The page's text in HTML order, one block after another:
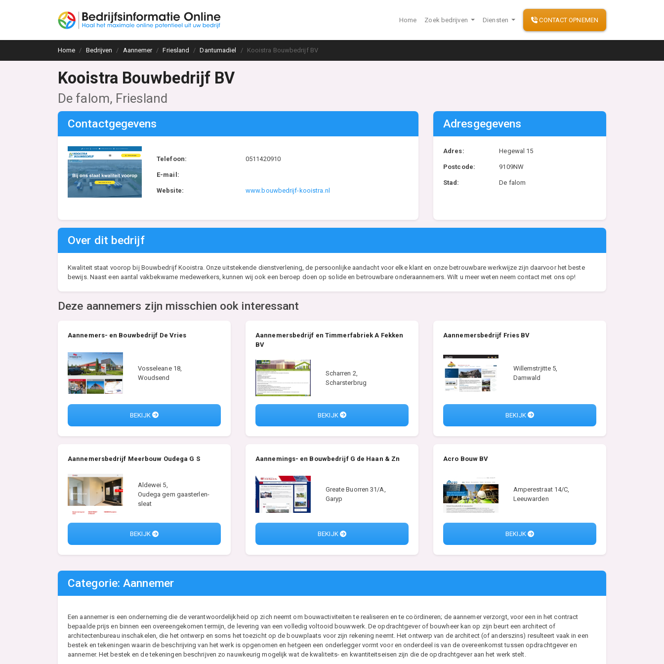
Home Zoek bedrijven Diensten CONTACT OPNEMEN
Home Bedrijven Aannemer Friesland Dantumadiel Kooistra Bouwbedrijf BV
Kooistra Bouwbedrijf BV
De falom, Friesland
Contactgegevens
Telefoon: 0511420910
E-mail:
Website: www.bouwbedrijf-kooistra.nl
Adresgegevens
Adres: Hegewal 15
Postcode: 9109NW
Stad: De falom
Over dit bedrijf
Kwaliteit staat voorop bij Bouwbedrijf Kooistra. Onze uitstekende dienstverlening, de persoonlijke aandacht voor elke klant en onze betrouwbare werkwijze zijn daarvoor het beste
bewijs. Naast een aantal vakbekwame medewerkers, kunnen wij ook een beroep doen op solide en betrouwbare onderaannemers. Wilt u meer weten neem contact met ons op!
Deze aannemers zijn misschien ook interessant
Aannemers- en Bouwbedrijf De Vries
Vosseleane 18,
Woudsend
BEKIJK
Aannemersbedrijf en Timmerfabriek A Fekken
BV
Scharren 2,
Scharsterbrug
BEKIJK
Aannemersbedrijf Fries BV
Willemstrjitte 5,
Damwald
BEKIJK
Aannemersbedrijf Meerbouw Oudega G S
Aldewei 5,
Oudega gem gaasterlen-
sleat
BEKIJK
Aannemings- en Bouwbedrijf G de Haan & Zn
Greate Buorren 31/A,
Garyp
BEKIJK
Acro Bouw BV
Amperestraat 14/C,
Leeuwarden
BEKIJK
Categorie: Aannemer
Een aannemer is een onderneming die de verantwoordelijkheid op zich neemt om bouwactiviteiten te realiseren en te coördineren; de aannemer verzorgt, voor een in het contract
bepaalde prijs en binnen een overeengekomen termijn, de levering van een volledig voltooid bouwwerk. De opdrachtgever of bouwheer kan op zijn beurt een architect of
architectenbureau inschakelen, die het ontwerp en soms het toezicht op de bouwplaats voor zijn rekening neemt. Het ontwerp van de architect (of anderszins) resulteert vaak in een
bestek en tekeningen waarin de beschrijving van het werk is opgenomen en hetgeen een onderlegger vormt voor en onderdeel is van de overeenkomst tussen opdrachtgever en
aannemer. Het bestek en de tekeningen beschrijven zo nauwkeurig mogelijk wat de kwaliteits- en kwantiteitseisen zijn die de opdrachtgever aan het werk stelt.